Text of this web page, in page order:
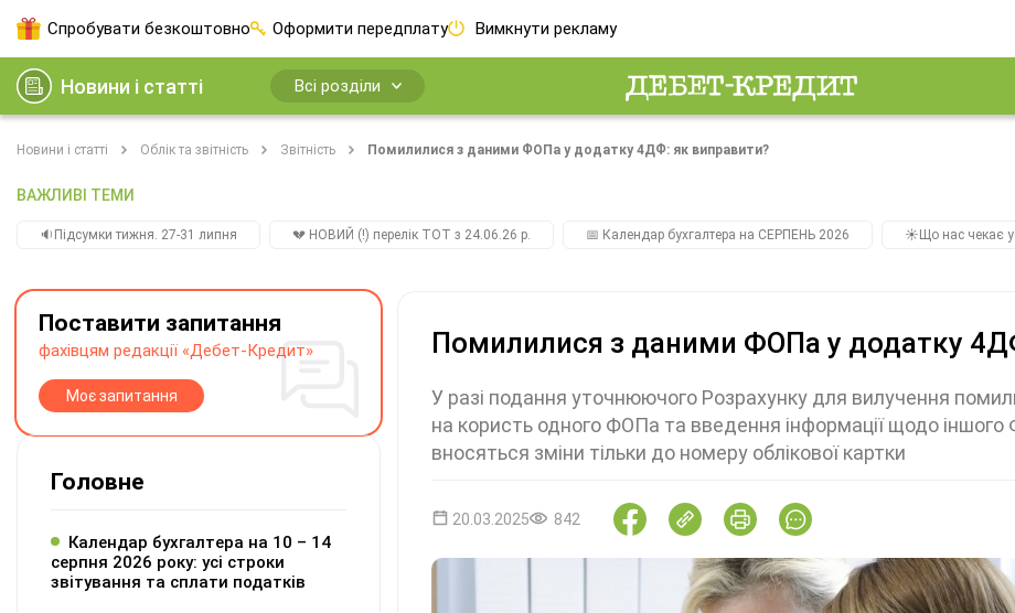
Спробувати безкоштовно Оформити передплату Вимкнути рекламу
Новини і статті Всі розділи
Новини і статті Облік та звітність Звітність Помилилися з даними ФОПа у додатку 4ДФ: як виправити?
ВАЖЛИВІ ТЕМИ
🔉Підсумки тижня. 27-31 липня 💔 НОВИЙ (!) перелік ТОТ з 24.06.26 р. 📅 Календар бухгалтера на СЕРПЕНЬ 2026 ☀️Що нас чекає у
Помилилися з даними ФОПа у додатку
У разі подання уточнюючого Розрахунку для вилучення
на користь одного ФОПа та введення інформації щодо
вносяться зміни тільки до номеру облікової картки
20.03.2025 842
Поставити запитання
фахівцям редакції «Дебет-Кредит»
Моє запитання
Головне
Календар бухгалтера на 10 – 14
серпня 2026 року: усі строки
звітування та сплати податків